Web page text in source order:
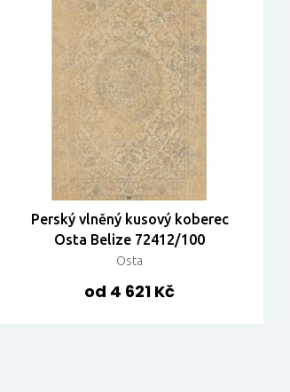
Perský vlněný kusový koberec
Osta Belize 72412/100
Osta
od 4 621 Kč